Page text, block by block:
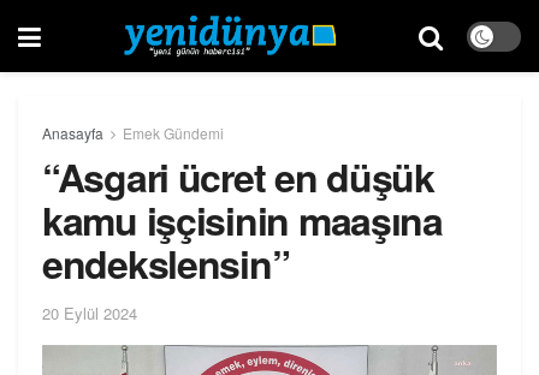
Anasayfa Emek Gündemi
“Asgari ücret en düşük
kamu işçisinin maaşına
endekslensin”
20 Eylül 2024